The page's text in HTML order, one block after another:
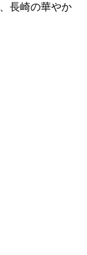
長崎の華やか